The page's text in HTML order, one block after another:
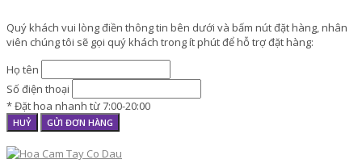
Quý khách vui lòng điền thông tin bên dưới và bấm nút đặt hàng, nhân
viên chúng tôi sẽ gọi quý khách trong ít phút để hỗ trợ đặt hàng:
Họ tên
Số điện thoại
* Đặt hoa nhanh từ 7:00-20:00
HUỶ GỬI ĐƠN HÀNG